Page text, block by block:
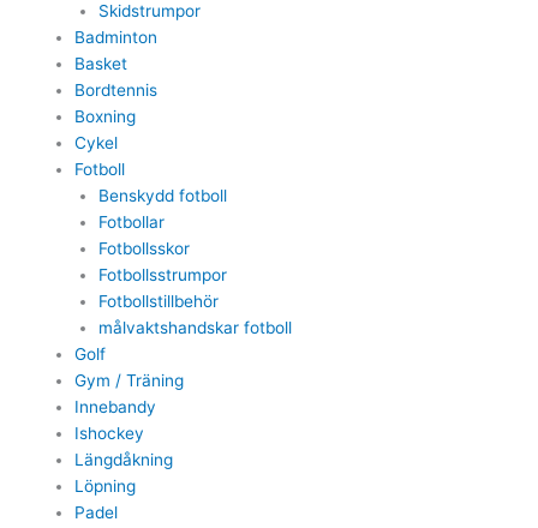
Skidstrumpor
Badminton
Basket
Bordtennis
Boxning
Cykel
Fotboll
Benskydd fotboll
Fotbollar
Fotbollsskor
Fotbollsstrumpor
Fotbollstillbehör
målvaktshandskar fotboll
Golf
Gym / Träning
Innebandy
Ishockey
Längdåkning
Löpning
Padel